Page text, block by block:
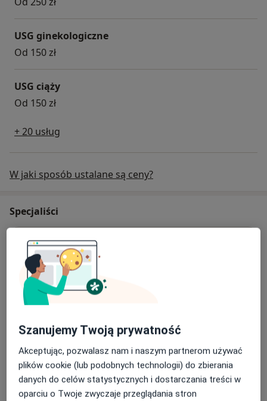
USG ginekologiczne
Od 150 zł
USG ciąży
Od 150 zł
+ 20 usług
W jaki sposób ustalane są ceny?
Specjaliści
Ginekolog
76 opinii
Ginekolog, Onkolog
83 opinie
Szanujemy Twoją prywatność
Akceptując, pozwalasz nam i naszym partnerom używać
plików cookie (lub podobnych technologii) do zbierania
danych do celów statystycznych i dostarczania treści w
oparciu o Twoje zwyczaje przeglądania stron